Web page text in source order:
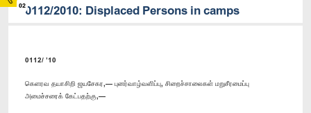
020112/2010: Displaced Persons in camps
0112/ ’10
கெளரவ தயாசிறி ஜயசேகர,— புனர்வாழ்வளிப்பு, சிறைச்சாலைகள் மறுசீரமைப்பு
அமைச்சரைக் கேட்பதற்கு,—